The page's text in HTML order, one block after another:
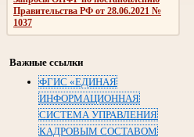
Правительства РФ от 28.06.2021 №
1037
Важные ссылки
ФГИС «ЕДИНАЯ
ИНФОРМАЦИОННАЯ
СИСТЕМА УПРАВЛЕНИЯ
КАДРОВЫМ СОСТАВОМ